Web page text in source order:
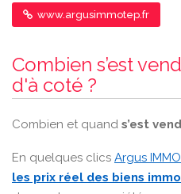
www.argusimmotep.fr
Combien s’est
d'à coté ?
Combien et quand s’est
En quelques clics Argus
les prix réel des biens